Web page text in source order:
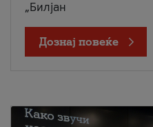
„Билјан
Дознај повеќе